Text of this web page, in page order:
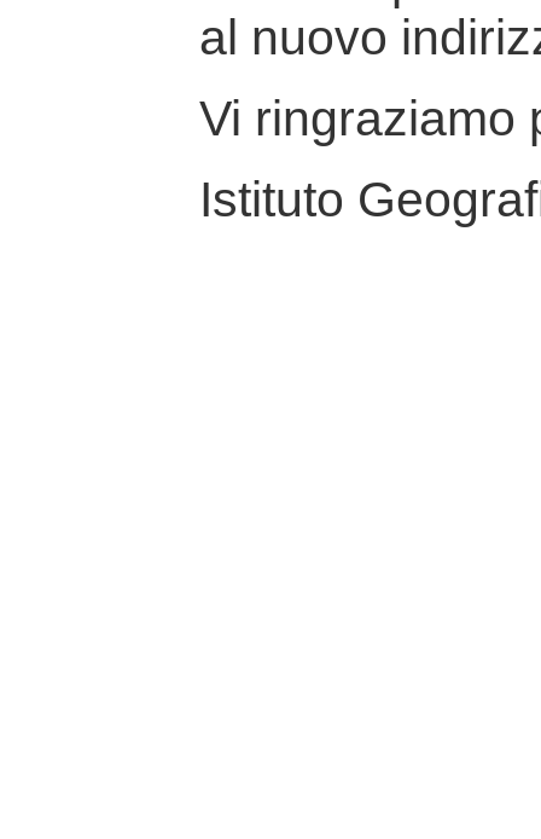
al nuovo
Vi ringraziamo
Istituto